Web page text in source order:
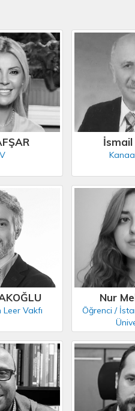
İsmail
Vakfı
Nur
Öğrenci /